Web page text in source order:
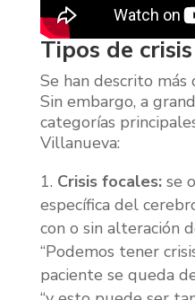
Tipos de
Se han descrito más
Sin embargo, a
categorías
Villanueva:
Crisis focales:se
específica del
con o sin alteración
“Podemos tener
paciente se queda